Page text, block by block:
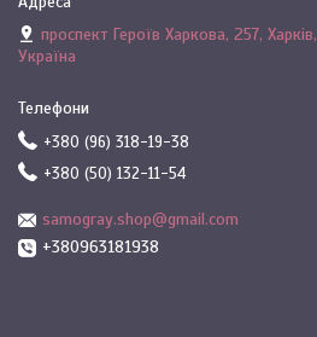
проспект Героїв Харкова, 257, Харків,
Україна
+380 (96) 318-19-38
+380 (50) 132-11-54
samogray.shop@gmail.com
+380963181938